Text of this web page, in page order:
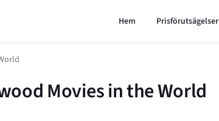
Hem Prisförutsägelser
Movies in the World